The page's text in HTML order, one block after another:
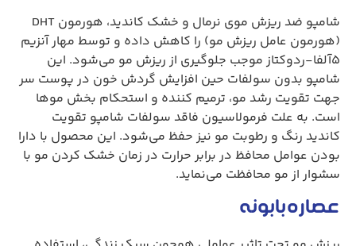
شامپو ضد ریزش موی نرمال و خشک کاندید، هورمون DHT
(هورمون عامل ریزش مو) را کاهش داده و توسط مهار آنزیم
۵آلفا-ردوکتاز موجب جلوگیری از ریزش مو می‌شود. این
شامپو بدون سولفات حین افزایش گردش خون در پوست سر
جهت تقویت رشد مو، ترمیم کننده و استحکام بخش موها
است. به علت فرمولاسیون فاقد سولفات شامپو تقویت
کاندید رنگ و رطوبت مو نیز حفظ می‌شود. این محصول با دارا
بودن عوامل محافظ در برابر حرارت در زمان خشک کردن مو با
سشوار از مو محافظت می‌نماید.
عصاره بابونه